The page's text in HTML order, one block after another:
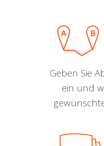
Geben Sie
ein und